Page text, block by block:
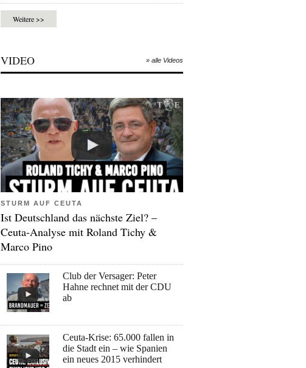
Weitere >>
VIDEO » alle Videos
STURM AUF CEUTA
Ist Deutschland das nächste Ziel? –
Ceuta-Analyse mit Roland Tichy &
Marco Pino
Club der Versager: Peter
Hahne rechnet mit der CDU
ab
Ceuta-Krise: 65.000 fallen in
die Stadt ein – wie Spanien
ein neues 2015 verhindert